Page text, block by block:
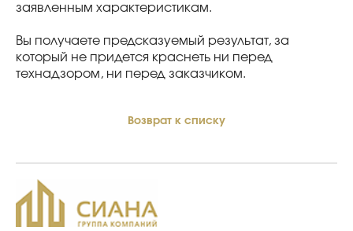
заявленным характеристикам.
Вы получаете предсказуемый результат, за
который не придется краснеть ни перед
технадзором, ни перед заказчиком.
Возврат к списку